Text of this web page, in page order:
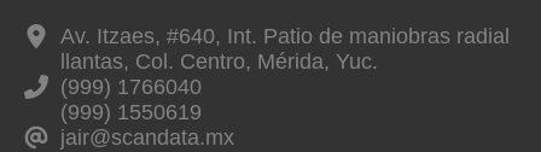
Av. Itzaes, #640, Int. Patio de maniobras radial
llantas, Col. Centro, Mérida, Yuc.
(999) 1766040
(999) 1550619
jair@scandata.mx